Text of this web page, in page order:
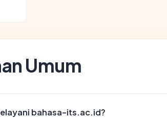
Umum
bahasa-its.ac.id?